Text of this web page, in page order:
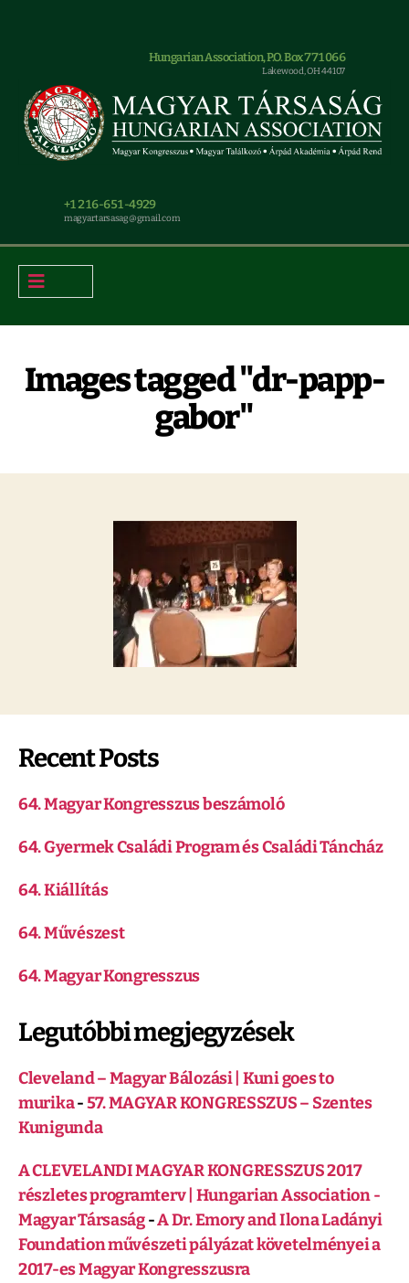
Hungarian Association, P.O. Box 771066
Lakewood, OH 44107
+1 216-651-4929
magyar.tarsasag@gmail.com
Images tagged "dr-papp-
gabor"
Recent Posts
64. Magyar Kongresszus beszámoló
64. Gyermek Családi Program és Családi Táncház
64. Kiállítás
64. Művészest
64. Magyar Kongresszus
Legutóbbi megjegyzések
Cleveland – Magyar Bálozási | Kuni goes to
murika-57. MAGYAR KONGRESSZUS – Szentes
Kunigunda
A CLEVELANDI MAGYAR KONGRESSZUS 2017
részletes programterv | Hungarian Association -
Magyar Társaság-A Dr. Emory and Ilona Ladányi
Foundation művészeti pályázat követelményei a
2017-es Magyar Kongresszusra